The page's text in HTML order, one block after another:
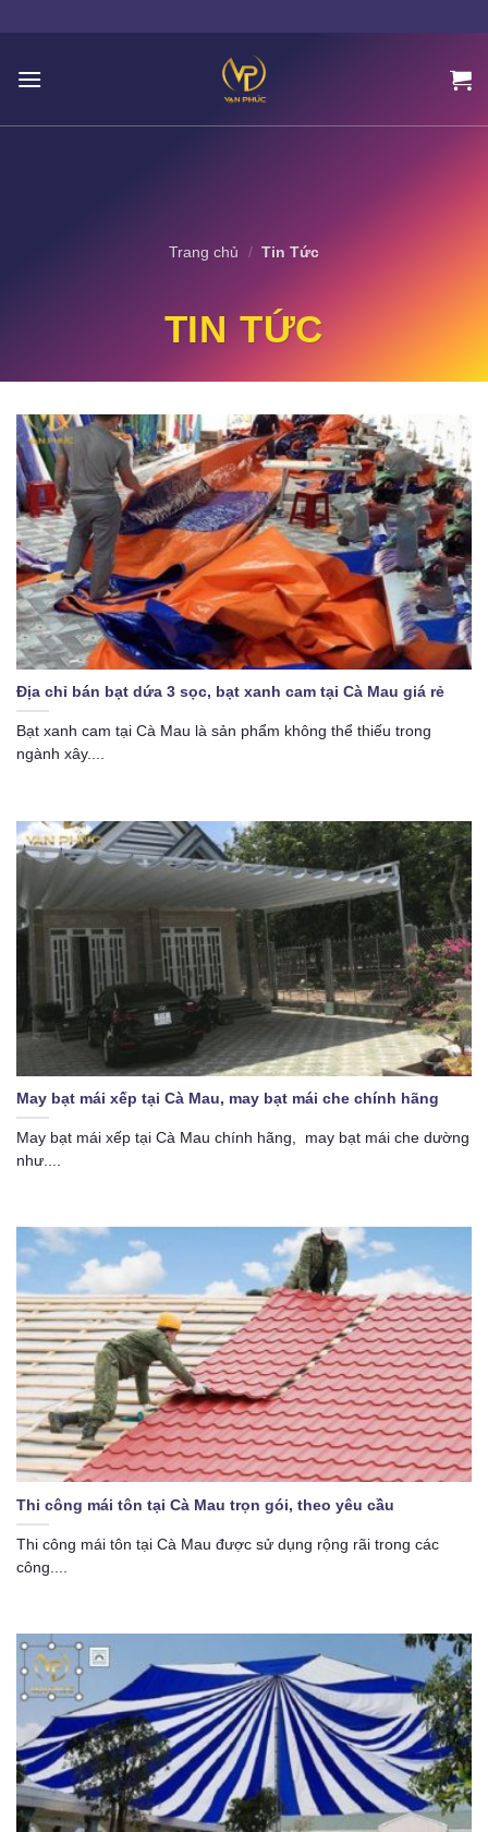
TIN TỨC
Trang chủ / Tin Tức
Địa chỉ bán bạt dứa 3 sọc, bạt xanh cam tại Cà Mau giá rẻ
Bạt xanh cam tại Cà Mau là sản phẩm không thể thiếu trong
ngành xây....
May bạt mái xếp tại Cà Mau, may bạt mái che chính hãng
May bạt mái xếp tại Cà Mau chính hãng, may bạt mái che dường
như....
Thi công mái tôn tại Cà Mau trọn gói, theo yêu cầu
Thi công mái tôn tại Cà Mau được sử dụng rộng rãi trong các
công....